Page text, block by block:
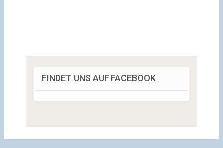
FINDET UNS AUF FACEBOOK